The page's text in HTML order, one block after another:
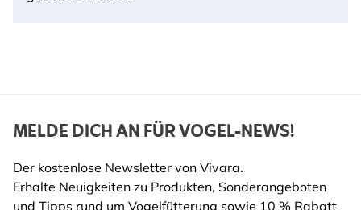
MELDE DICH AN FÜR VOGEL-NEWS!
Der kostenlose Newsletter von Vivara.
Erhalte Neuigkeiten zu Produkten, Sonderangeboten
und Tipps rund um Vogelfütterung sowie 10 % Rabatt